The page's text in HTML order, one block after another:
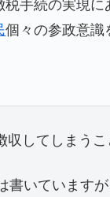
個々の参政意識
してしまうこ
書いています